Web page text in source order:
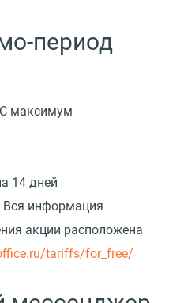
период
максимум
Вся информация
акции расположена
tariffs/for_free/